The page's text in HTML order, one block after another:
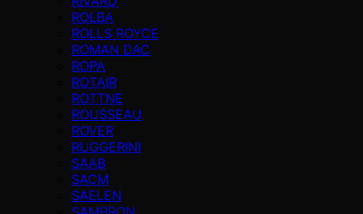
ROLBA
ROLLS ROYCE
ROMAN DAC
ROPA
ROTAIR
ROTTNE
ROUSSEAU
ROVER
RUGGERINI
SAAB
SACM
SAELEN